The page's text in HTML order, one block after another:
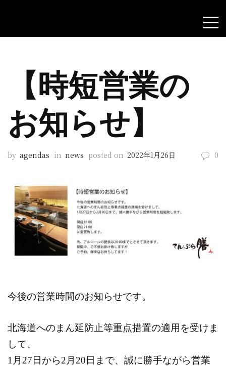
【時短営業の
お知らせ】
by agendas in news posted on 2022年1月26日 0
今後の営業時間のお知らせです。
北海道へのまん延防止等重点措置の適用を受けま
して、
1月27日から2月20日まで、誠に勝手ながら営業